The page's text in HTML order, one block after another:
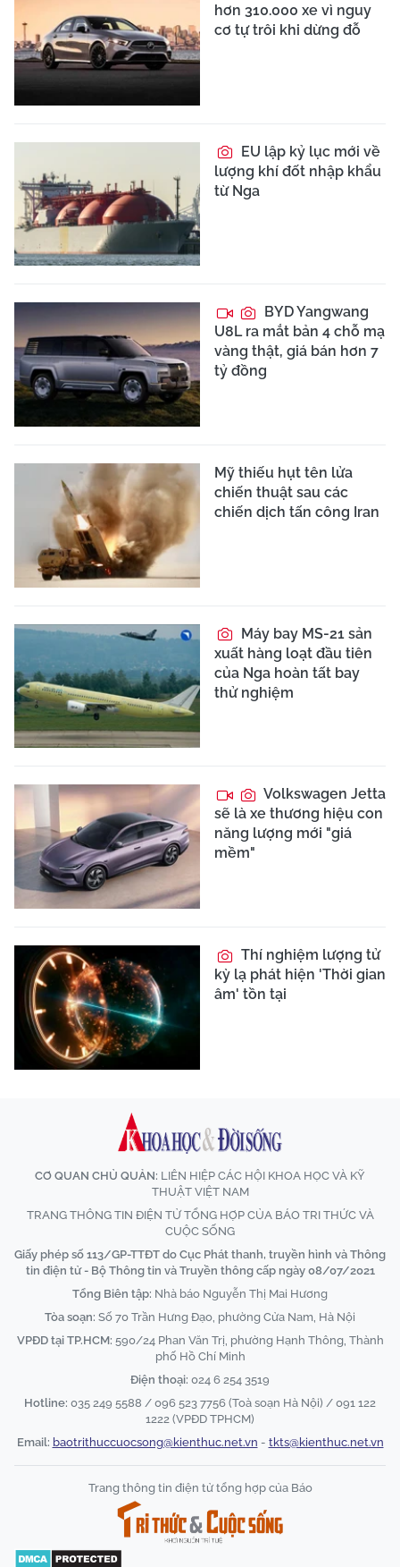
hơn 310.000 xe vì nguy
cơ tự trôi khi dừng đỗ
EU lập kỷ lục mới về
lượng khí đốt nhập khẩu
từ Nga
BYD Yangwang
U8L ra mắt bản 4 chỗ mạ
vàng thật, giá bán hơn 7
tỷ đồng
Mỹ thiếu hụt tên lửa
chiến thuật sau các
chiến dịch tấn công Iran
Máy bay MS-21 sản
xuất hàng loạt đầu tiên
của Nga hoàn tất bay
thử nghiệm
Volkswagen Jetta
sẽ là xe thương hiệu con
năng lượng mới "giá
mềm"
Thí nghiệm lượng tử
kỳ lạ phát hiện 'Thời gian
âm' tồn tại
CƠ QUAN CHỦ QUẢN: LIÊN HIỆP CÁC HỘI KHOA HỌC VÀ KỸ
THUẬT VIỆT NAM
TRANG THÔNG TIN ĐIỆN TỬ TỔNG HỢP CỦA BÁO TRI THỨC VÀ
CUỘC SỐNG
Giấy phép số 113/GP-TTĐT do Cục Phát thanh, truyền hình và Thông
tin điện tử - Bộ Thông tin và Truyền thông cấp ngày 08/07/2021
Tổng Biên tập: Nhà báo Nguyễn Thị Mai Hương
Tòa soạn: Số 70 Trần Hưng Đạo, phường Cửa Nam, Hà Nội
VPĐD tại TP.HCM: 590/24 Phan Văn Trị, phường Hạnh Thông, Thành
phố Hồ Chí Minh
Điện thoại: 024 6 254 3519
Hotline: 035 249 5588 / 096 523 7756 (Toà soạn Hà Nội) / 091 122
1222 (VPĐD TPHCM)
Email: baotrithuccuocsong@kienthuc.net.vn - tkts@kienthuc.net.vn
Trang thông tin điện tử tổng hợp của Báo